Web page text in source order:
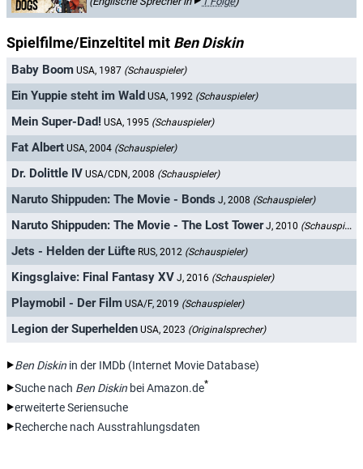
Spielfilme/Einzeltitel mit Ben Diskin
Baby Boom USA, 1987 (Schauspieler)
Ein Yuppie steht im Wald USA, 1992 (Schauspieler)
Mein Super-Dad! USA, 1995 (Schauspieler)
Fat Albert USA, 2004 (Schauspieler)
Dr. Dolittle IV USA/CDN, 2008 (Schauspieler)
Naruto Shippuden: The Movie - Bonds J, 2008 (Schauspieler)
Naruto Shippuden: The Movie - The Lost Tower J, 2010 (Schauspieler)
Jets - Helden der Lüfte RUS, 2012 (Schauspieler)
Kingsglaive: Final Fantasy XV J, 2016 (Schauspieler)
Playmobil - Der Film USA/F, 2019 (Schauspieler)
Legion der Superhelden USA, 2023 (Originalsprecher)
Ben Diskin in der IMDb (Internet Movie Database)
Suche nach Ben Diskin bei Amazon.de*
erweiterte Seriensuche
Recherche nach Ausstrahlungsdaten